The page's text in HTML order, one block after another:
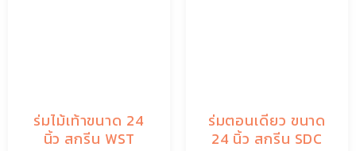
ร่มไม้เท้าขนาด 24
นิ้ว สกรีน WST
ร่มตอนเดียว ขนาด
24 นิ้ว สกรีน SDC